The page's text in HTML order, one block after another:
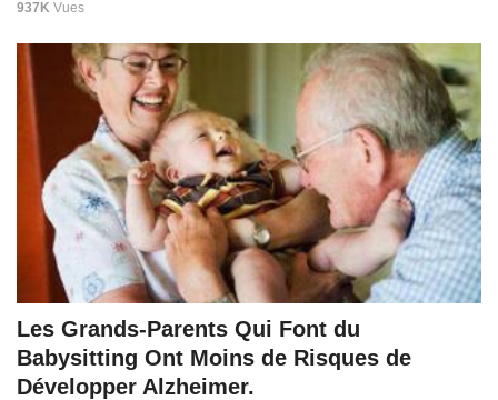
937K Vues
Les Grands-Parents Qui Font du
Babysitting Ont Moins de Risques de
Développer Alzheimer.